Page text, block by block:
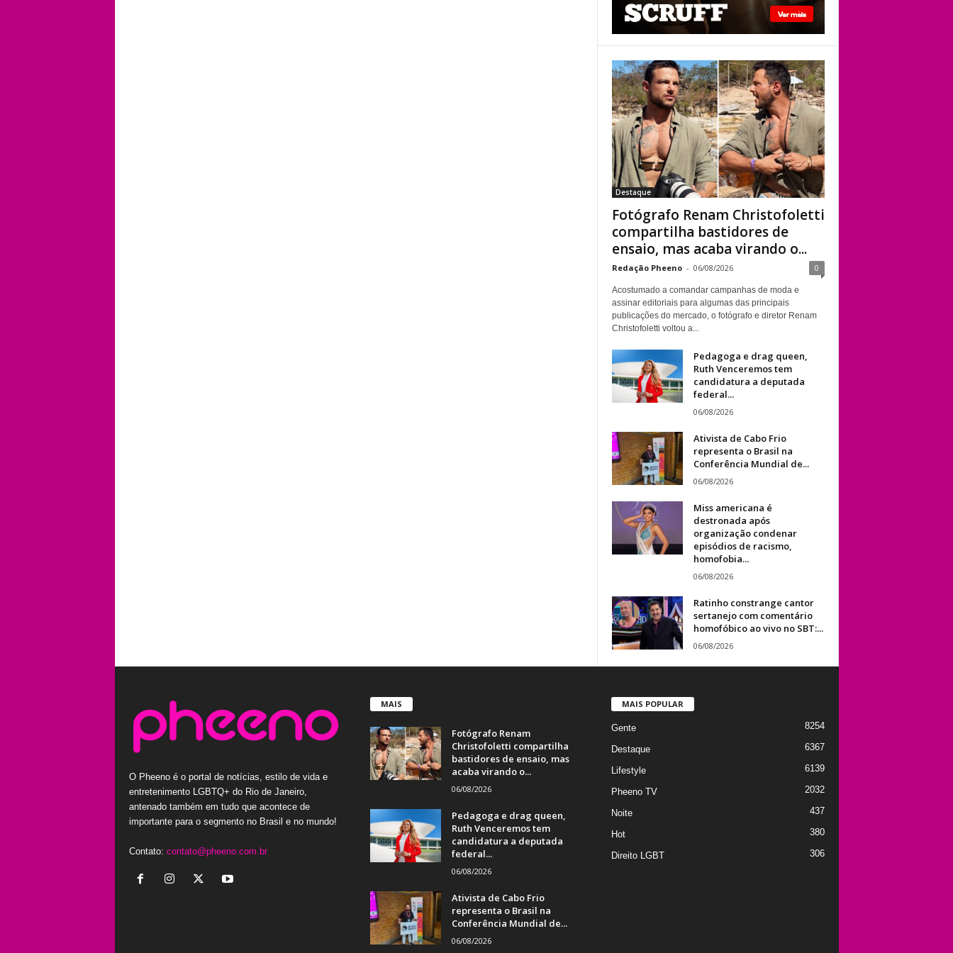
viado”
Christofoletti
compartilha
bastidores de
ensaio, mas acaba
virando o centro das
atenções
Destaque
Fotógrafo Renam Christofoletti
compartilha bastidores de
ensaio, mas acaba virando o...
Redação Pheeno - 06/08/2026 0
Acostumado a comandar campanhas de moda e
assinar editoriais para algumas das principais
publicações do mercado, o fotógrafo e diretor Renam
Christofoletti voltou a...
Pedagoga e drag queen,
Ruth Venceremos tem
candidatura a deputada
federal...
06/08/2026
Ativista de Cabo Frio
representa o Brasil na
Conferência Mundial de...
06/08/2026
Miss americana é
destronada após
organização condenar
episódios de racismo,
homofobia...
06/08/2026
Ratinho constrange cantor
sertanejo com comentário
homofóbico ao vivo no SBT:...
06/08/2026
O Pheeno é o portal de notícias, estilo de vida e
entretenimento LGBTQ+ do Rio de Janeiro,
antenado também em tudo que acontece de
importante para o segmento no Brasil e no mundo!
Contato: contato@pheeno.com.br
MAIS
Fotógrafo Renam
Christofoletti compartilha
bastidores de ensaio, mas
acaba virando o...
06/08/2026
Pedagoga e drag queen,
Ruth Venceremos tem
candidatura a deputada
federal...
06/08/2026
Ativista de Cabo Frio
representa o Brasil na
Conferência Mundial de...
06/08/2026
MAIS POPULAR
Gente 8254
Destaque 6367
Lifestyle 6139
Pheeno TV 2032
Noite 437
Hot 380
Direito LGBT 306